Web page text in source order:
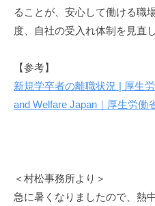
ることが、安心して働ける職
度、自社の受入れ体制を見直
【参考】
新規学卒者の離職状況 | 厚生
and Welfare Japan｜厚生労働
＜村松事務所より＞
急に暑くなりましたので、熱